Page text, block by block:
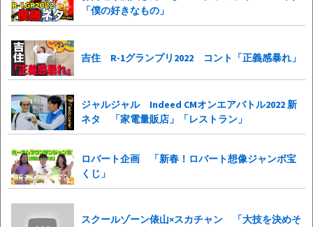
「僕の好きなもの」
吉住 R-1グランプリ2022 コント「正義感暴れ」
ジャルジャル Indeed CMオンエアバトル2022 新
ネタ 「家電量販店」「レストラン」
ロバート企画 「新春！ロバート想像ジャンボ宝
くじ」
スクールゾーン俵山×スカチャン 「大技を決めそ